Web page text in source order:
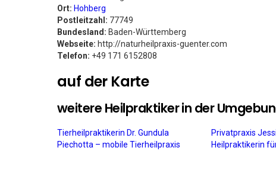
Ort: Hohberg
Postleitzahl: 77749
Bundesland: Baden-Württemberg
Webseite: http://naturheilpraxis-guenter.com
Telefon: +49 171 6152808
auf der Karte
weitere Heilpraktiker in der
Tierheilpraktikerin Dr. Gundula
Piechotta – mobile Tierheilpraxis
Privatpraxis
Heilpraktikerin